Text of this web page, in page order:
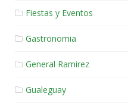
Fiestas y Eventos
Gastronomia
General Ramirez
Gualeguay